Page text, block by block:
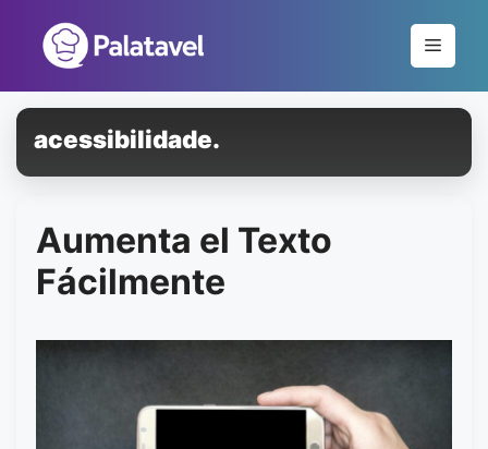
conteúdo
Menu
acessibilidade.
Aumenta el Texto
Fácilmente